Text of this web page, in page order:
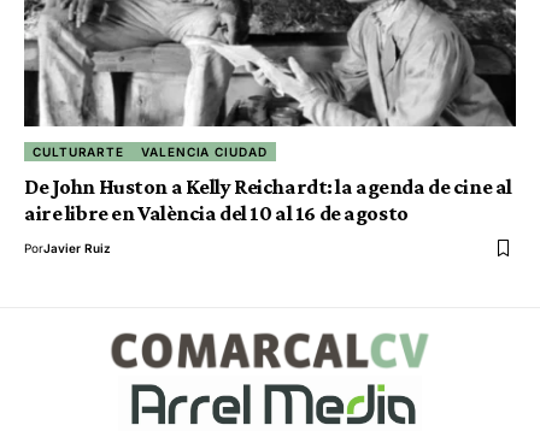
CULTURARTE VALENCIA CIUDAD
De John Huston a Kelly Reichardt: la agenda de cine al
aire libre en València del 10 al 16 de agosto
PorJavier Ruiz